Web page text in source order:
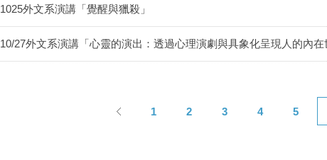
1025外文系演講「覺醒與獵殺」
10/27外文系演講「心靈的演出：透過心理演劇與具象化呈現人的內
1 2 3 4 5